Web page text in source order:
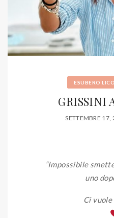
ESUBERO
GRISSINI
SETTEMBRE 17,
“Impossibile
uno
Ci vuole